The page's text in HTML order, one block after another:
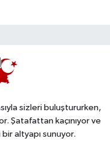
sizleri buluştururken,
Şatafattan kaçınıyor ve
altyapı sunuyor.